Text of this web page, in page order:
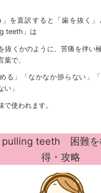
」を直訳すると「歯を抜く」
teeth」は
抜くかのように、苦痛を伴い
葉で、
る」「なかなか捗らない」
い」
で使われます。
pulling teeth 困難を
得・攻略